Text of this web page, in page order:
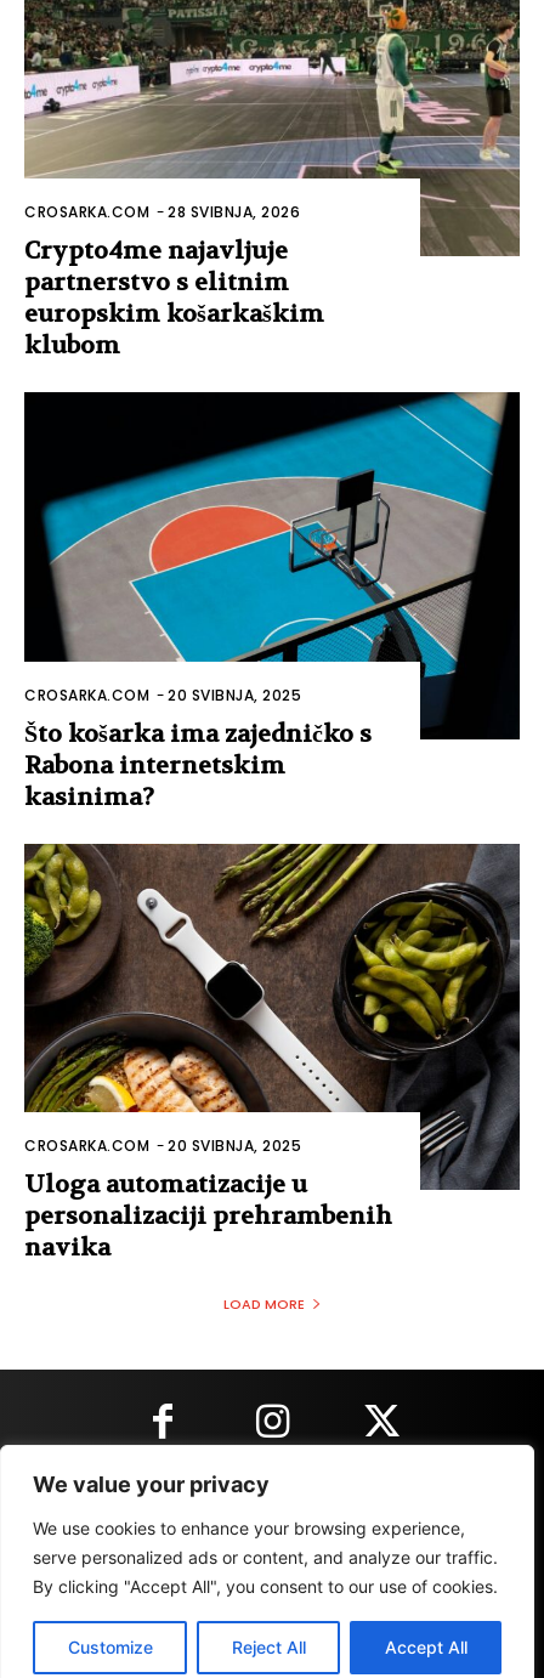
We value your privacy
We use cookies to enhance your browsing experience,
serve personalized ads or content, and analyze our traffic.
By clicking "Accept All", you consent to our use of cookies.
Customize Reject All Accept All
CROSARKA.COM -28 SVIBNJA, 2026
Crypto4me najavljuje
partnerstvo s elitnim
europskim košarkaškim
klubom
CROSARKA.COM -20 SVIBNJA, 2025
Što košarka ima zajedničko s
Rabona internetskim
kasinima?
CROSARKA.COM -20 SVIBNJA, 2025
Uloga automatizacije u
personalizaciji prehrambenih
navika
LOAD MORE
KONTAKT INFORMACIJE
IMPRESSUM MARKETING REZULTATI